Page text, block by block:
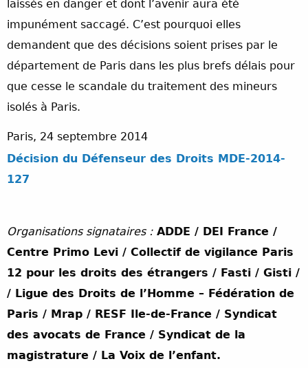
laissés en danger et dont l’avenir aura été
impunément saccagé. C’est pourquoi elles
demandent que des décisions soient prises par le
département de Paris dans les plus brefs délais pour
que cesse le scandale du traitement des mineurs
isolés à Paris.
Paris, 24 septembre 2014
Décision du Défenseur des Droits MDE-2014-
127
Organisations signataires : ADDE / DEI France /
Centre Primo Levi / Collectif de vigilance Paris
12 pour les droits des étrangers / Fasti / Gisti /
/ Ligue des Droits de l’Homme – Fédération de
Paris / Mrap / RESF Ile-de-France / Syndicat
des avocats de France / Syndicat de la
magistrature / La Voix de l’enfant.